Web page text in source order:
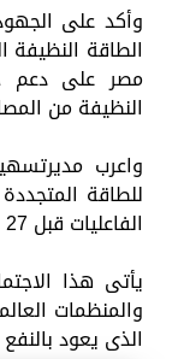
وأكد على
الطاقة النظيفة
مصر على دعم
النظيفة من
واعرب
للطاقة
الفاعليات قبل COP 27 بالتعاون مع الحكومة المصرية
يأتى هذا
والمنظمات
الذى يعود